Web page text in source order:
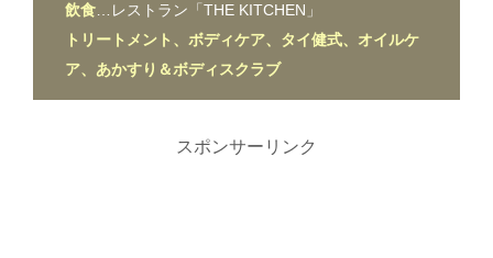
飲食 …レストラン「THE KITCHEN」
トリートメント、ボディケア、タイ健式、オイルケ
ア、あかすり＆ボディスクラブ
スポンサーリンク